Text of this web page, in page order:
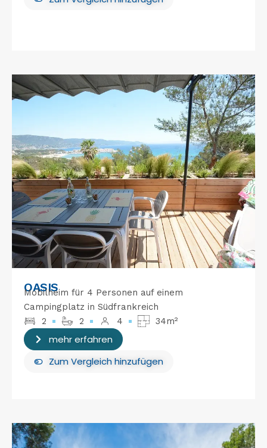
OASIS
Mobilheim für 4 Personen auf einem
Campingplatz in Südfrankreich
2
2 4 34m²
mehr erfahren
Zum Vergleich hinzufügen